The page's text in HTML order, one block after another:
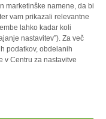
marketinške namene, da bi
vam prikazali relevantne
lahko kadar koli
nastavitev”). Za več
podatkov, obdelanih
v Centru za nastavitve